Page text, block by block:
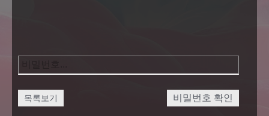
목록보기 비밀번호 확인